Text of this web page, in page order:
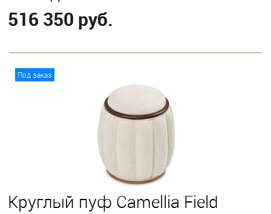
516 350 руб.
Под заказ
Круглый пуф Camellia Field